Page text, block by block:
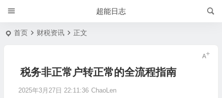
超能日志
首页 财税资讯 正文
税务非正常户转正常的全流程指南
2025年3月27日 22:11:36 ChaoLen